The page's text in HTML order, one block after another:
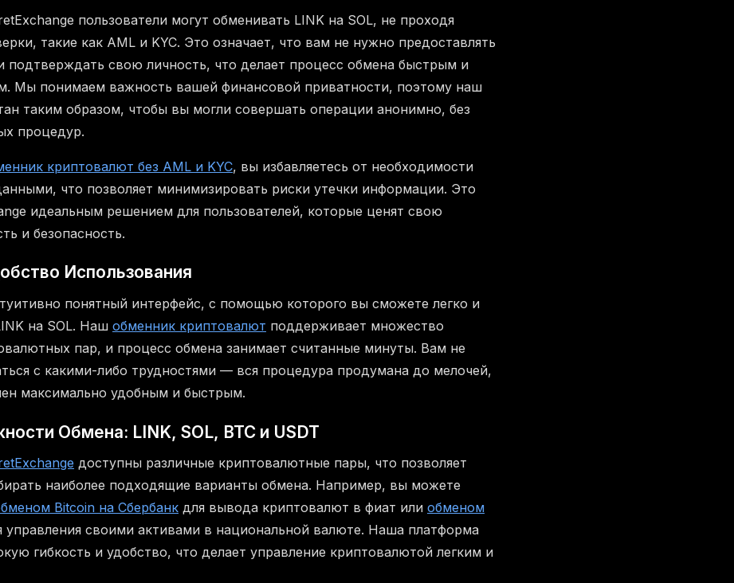
пользователи могут обменивать LINK на SOL, не проходя
такие как AML и KYC. Это означает, что вам не нужно предоставлять
подтверждать свою личность, что делает процесс обмена быстрым и
Мы понимаем важность вашей финансовой приватности, поэтому наш
таким образом, чтобы вы могли совершать операции анонимно, без
процедур.
криптовалют без AML и KYC, вы избавляетесь от необходимости
что позволяет минимизировать риски утечки информации. Это
идеальным решением для пользователей, которые ценят свою
и безопасность.
Использования
понятный интерфейс, с помощью которого вы сможете легко и
на SOL. Наш обменник криптовалют поддерживает множество
пар, и процесс обмена занимает считанные минуты. Вам не
с какими-либо трудностями — вся процедура продумана до мелочей,
максимально удобным и быстрым.
Обмена: LINK, SOL, BTC и USDT
доступны различные криптовалютные пары, что позволяет
наиболее подходящие варианты обмена. Например, вы можете
Bitcoin на Сбербанк для вывода криптовалют в фиат или обменом
управления своими активами в национальной валюте. Наша платформа
гибкость и удобство, что делает управление криптовалютой легким и